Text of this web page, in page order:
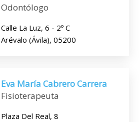
Odontólogo
Calle La Luz, 6 - 2º C
Arévalo (Ávila), 05200
Eva María Cabrero Carrera
Fisioterapeuta
Plaza Del Real, 8